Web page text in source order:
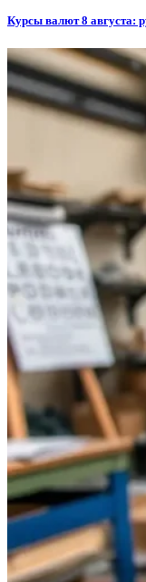
Курсы валют 8 августа: